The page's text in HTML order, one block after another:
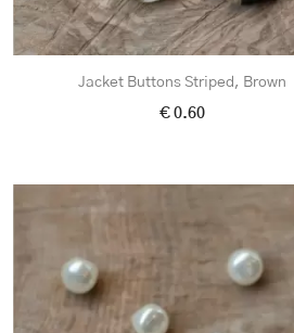
Jacket Buttons Striped, Brown
€ 0.60